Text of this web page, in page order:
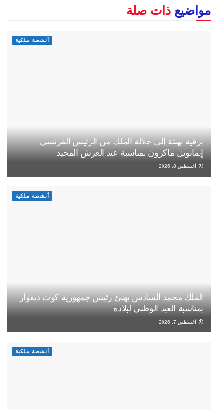
مواضيع ذات صلة
أنشطة ملكية
برقية تهنئة إلى جلالة الملك من الرئيس الفرنسي
إيمانويل ماكرون بمناسبة عيد العرش المجيد
أغسطس 8, 2026
أنشطة ملكية
الملك محمد السادس يهنئ رئيس جمهورية كوت ديفوار
بمناسبة العيد الوطني لبلاده
أغسطس 7, 2026
أنشطة ملكية